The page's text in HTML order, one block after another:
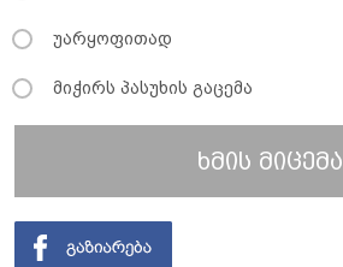
უარყოფითად
მიჭირს პასუხის გაცემა
ხმის მიცემა